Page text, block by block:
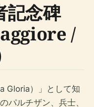
記念碑
/
Gloria）」として知
パルチザン、兵士、